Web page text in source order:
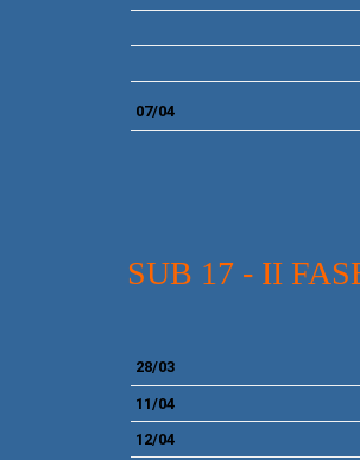
07/04
SUB 17 - II
28/03
11/04
12/04